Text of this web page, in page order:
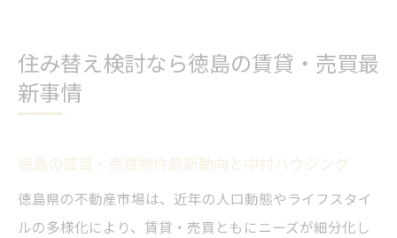
住み替え検討なら徳島の賃貸・売買最
新事情
徳島の賃貸・売買物件最新動向と中村ハウジング
徳島県の不動産市場は、近年の人口動態やライフスタイ
ルの多様化により、賃貸・売買ともにニーズが細分化し